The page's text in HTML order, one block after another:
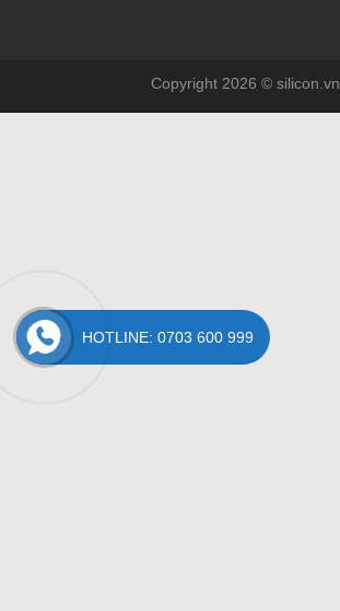
Copyright 2026 © silicon.vn
HOTLINE: 0703 600 999